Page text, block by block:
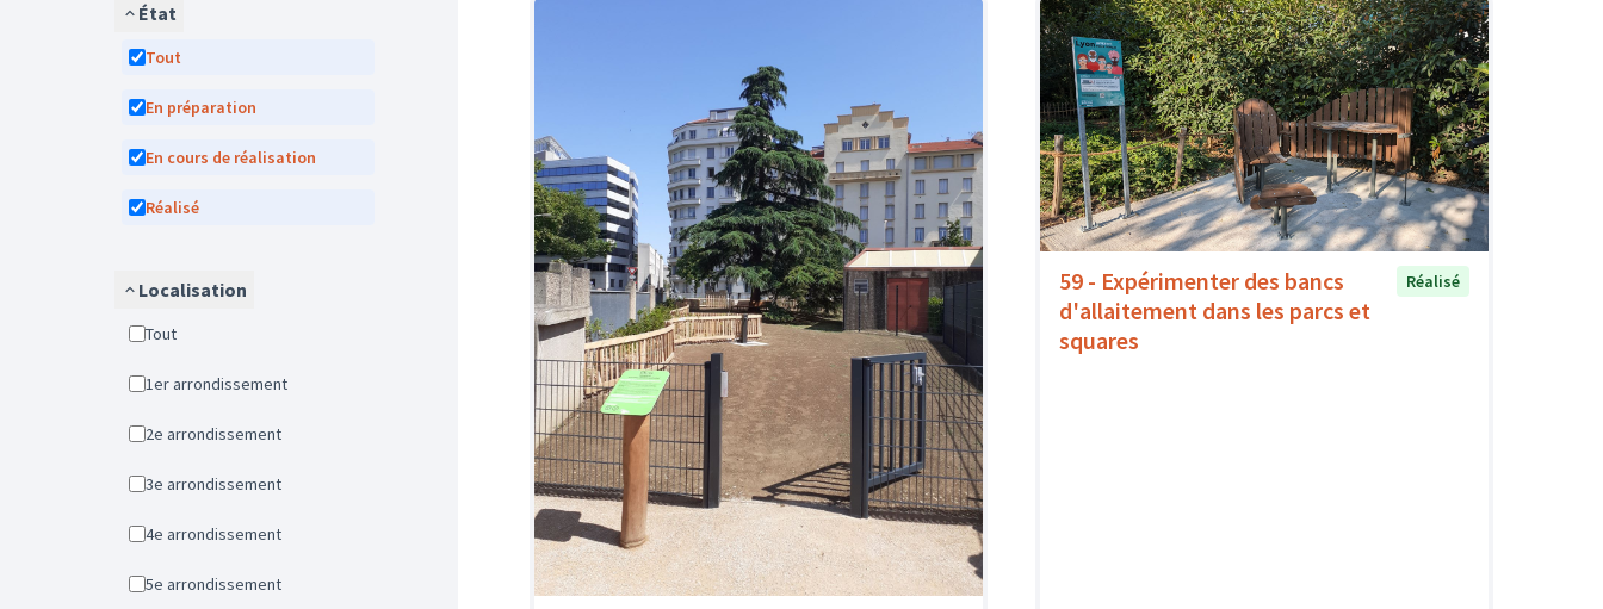
État
Tout
En préparation
En cours de réalisation
Réalisé
Localisation
Tout
1er arrondissement
2e arrondissement
3e arrondissement
4e arrondissement
5e arrondissement
59 - Expérimenter des bancs
d'allaitement dans les parcs et
squares
Réalisé